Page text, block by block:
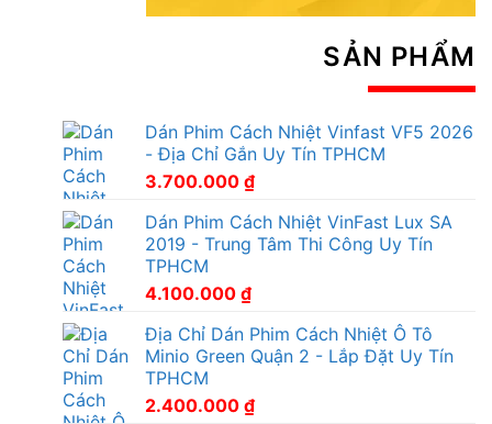
SẢN PHẨM
Dán Phim Cách Nhiệt Vinfast VF5 2026
- Địa Chỉ Gắn Uy Tín TPHCM
3.700.000 ₫
Dán Phim Cách Nhiệt VinFast Lux SA
2019 - Trung Tâm Thi Công Uy Tín
TPHCM
4.100.000 ₫
Địa Chỉ Dán Phim Cách Nhiệt Ô Tô
Minio Green Quận 2 - Lắp Đặt Uy Tín
TPHCM
2.400.000 ₫